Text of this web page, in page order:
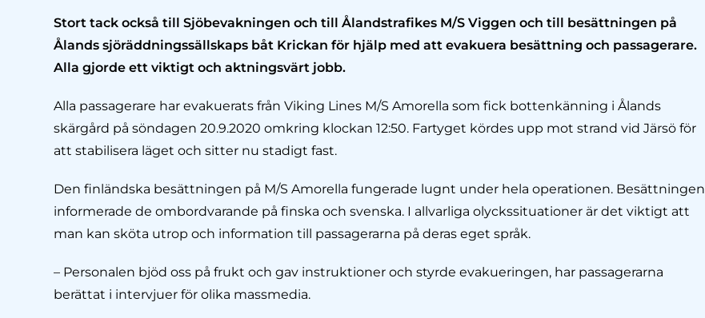
Stort tack också till Sjöbevakningen och till Ålandstrafikes M/S Viggen och till besättningen på
Ålands sjöräddningssällskaps båt Krickan för hjälp med att evakuera besättning och passagerare.
Alla gjorde ett viktigt och aktningsvärt jobb.
Alla passagerare har evakuerats från Viking Lines M/S Amorella som fick bottenkänning i Ålands
skärgård på söndagen 20.9.2020 omkring klockan 12:50. Fartyget kördes upp mot strand vid Järsö för
att stabilisera läget och sitter nu stadigt fast.
Den finländska besättningen på M/S Amorella fungerade lugnt under hela operationen. Besättningen
informerade de ombordvarande på finska och svenska. I allvarliga olyckssituationer är det viktigt att
man kan sköta utrop och information till passagerarna på deras eget språk.
– Personalen bjöd oss på frukt och gav instruktioner och styrde evakueringen, har passagerarna
berättat i intervjuer för olika massmedia.